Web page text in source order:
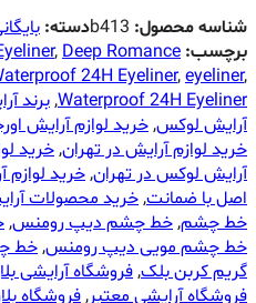
شناسه محصول: b413دسته:
برچسب:
,Deep Romance
24H Eyeliner,eyeliner,
Waterproof 24H Eyeliner
,برند
آرایش لوکس,خرید لوازم آرایش
خرید لوازم آرایش در تهران,خرید
آرایش لوکس در تهران,خرید لوازم
اصل با ضمانت,خرید محصولات
خط چشم,خط چشم دیپ رومنس,
خط چشم مویی دیپ رومنس,خط
گریم کربن بلک,فروشگاه آرایشی
فروشگاه آرایشی معتبر,فروشگاه